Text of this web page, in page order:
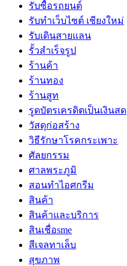
รับซื้อรถยนต์
รับทำเว็บไซต์ เชียงใหม่
รับเดินสายแลน
รั้วสำเร็จรูป
ร้านค้า
ร้านทอง
ร้านสูท
รูดบัตรเครดิตเป็นเงินสด
วัสดุก่อสร้าง
วิธีรักษาโรคกระเพาะ
ศัลยกรรม
ศาลพระภูมิ
สอนทำไอศกรีม
สินค้า
สินค้าและบริการ
สินเชื่อsme
สีเจลทาเล็บ
สุขภาพ